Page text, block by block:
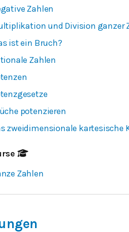
Zahlen
und Division ganzer
ist ein Bruch?
Zahlen
potenzieren
zweidimensionale kartesische
Zahlen